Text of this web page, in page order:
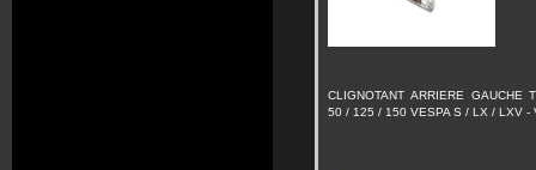
CLIGNOTANT ARRIERE GAUCHE
50 / 125 / 150 VESPA S / LX / LXV -